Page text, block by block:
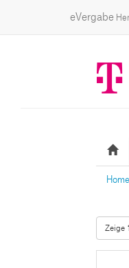
eVergabe
Home
Zeige